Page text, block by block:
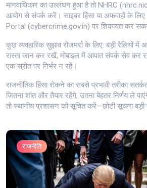
मानवाधिकार का उल्लंघन हुआ है तो NHRC
आयोग से संपर्क करें। साइबर हिंसा या अफवाहों के
Portal (cybercrime.gov.in) पर शिकायत कर
कुछ व्यवहारिक सुझाव रोजमर्रा के लिए: बड़ी रैलियों
रास्ता जान कर रखें, मोबाइल में आपात संपर्क सेव कर
एक स्रोत पर निर्भर न रहें।
राजनीतिक हिंसा रोकने का सबसे प्रभावी तरीका
जितना शांत और तैयार रहेंगे, उतना बेहतर निर्णय ले
तो स्थानीय प्रशासन को सूचित करें—छोटी सूचना
राजनीति